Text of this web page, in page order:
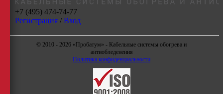
+7 (495) 474-74-77
Регистрация/ Вход
© 2010 - 2026 «Пробатум» - Кабельные системы обогрева и
антиобледенения
Политика конфиденциальности